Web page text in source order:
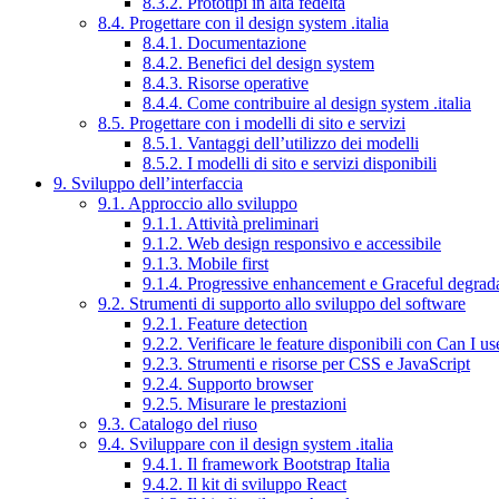
8.4. Progettare con il design system .italia
8.4.1. Documentazione
8.4.2. Benefici del design system
8.4.3. Risorse operative
8.4.4. Come contribuire al design system .italia
8.5. Progettare con i modelli di sito e servizi
8.5.1. Vantaggi dell’utilizzo dei modelli
8.5.2. I modelli di sito e servizi disponibili
9. Sviluppo dell’interfaccia
9.1. Approccio allo sviluppo
9.1.1. Attività preliminari
9.1.2. Web design responsivo e accessibile
9.1.3. Mobile first
9.1.4. Progressive enhancement e Graceful
9.2. Strumenti di supporto allo sviluppo del software
9.2.1. Feature detection
9.2.2. Verificare le feature disponibili con Can I
9.2.3. Strumenti e risorse per CSS e JavaScript
9.2.4. Supporto browser
9.2.5. Misurare le prestazioni
9.3. Catalogo del riuso
9.4. Sviluppare con il design system .italia
9.4.1. Il framework Bootstrap Italia
9.4.2. Il kit di sviluppo React